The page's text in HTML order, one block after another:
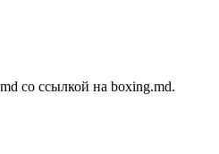
со ссылкой на boxing.md.